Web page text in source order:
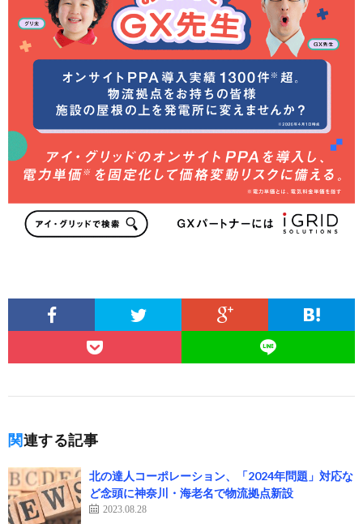
関連する記事
北の達人コーポレーション、「2024年問題」対応な
ど念頭に神奈川・海老名で物流拠点新設
2023.08.28